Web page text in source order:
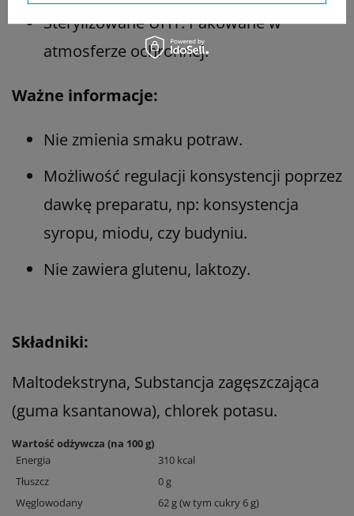
Sterylizowane UHT. Pakowane w
atmosferze ochronnej.
Ważne informacje:
Nie zmienia smaku potraw.
Możliwość regulacji konsystencji poprzez
dawkę preparatu, np: konsystencja
syropu, miodu, czy budyniu.
Nie zawiera glutenu, laktozy.
Składniki:
Maltodekstryna, Substancja zagęszczająca
(guma ksantanowa), chlorek potasu.
Wartość odżywcza (na 100 g)
Energia
310 kcal
Tłuszcz
0 g
Węglowodany
62 g (w tym cukry 6 g)